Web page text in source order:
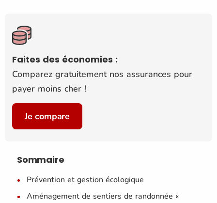
Faites des économies :
Comparez gratuitement nos assurances pour
payer moins cher !
Je compare
Sommaire
Prévention et gestion écologique
Aménagement de sentiers de randonnée «